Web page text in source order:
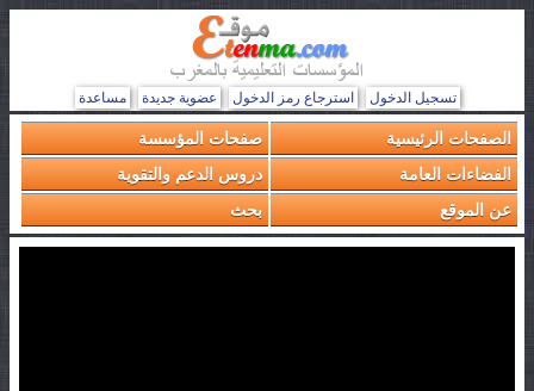
تسجيل الدخول استرجاع رمز الدخول عضوية جديدة مساعدة
الصفحات الرئيسية
صفحات المؤسسة
الفضاءات العامة
دروس الدعم والتقوية
عن الموقع
بحث